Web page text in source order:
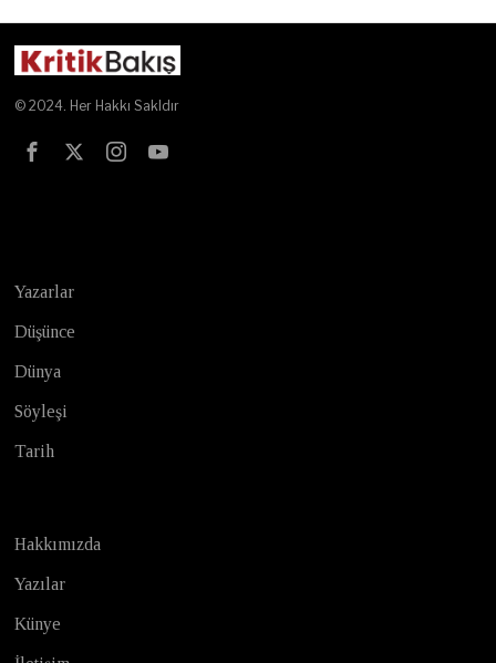
© 2024. Her Hakkı Sakldır
Yazarlar
Düşünce
Dünya
Söyleşi
Tarih
Hakkımızda
Yazılar
Künye